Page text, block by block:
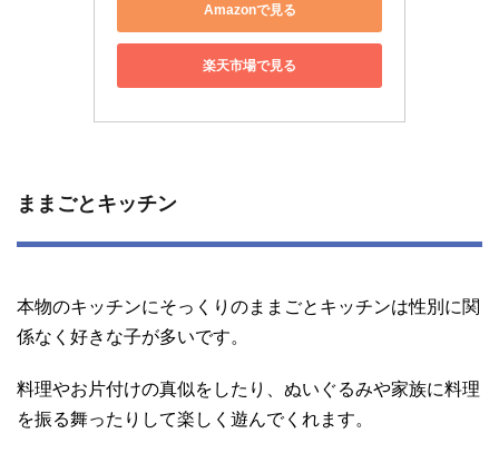
Amazonで見る
楽天市場で見る
ままごとキッチン
本物のキッチンにそっくりのままごとキッチンは性別に関
係なく好きな子が多いです。
料理やお片付けの真似をしたり、ぬいぐるみや家族に料理
を振る舞ったりして楽しく遊んでくれます。